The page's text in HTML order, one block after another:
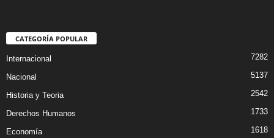
CATEGORÍA POPULAR
Internacional 7282
Nacional 5137
Historia y Teoria 2542
Derechos Humanos 1733
Economía 1618